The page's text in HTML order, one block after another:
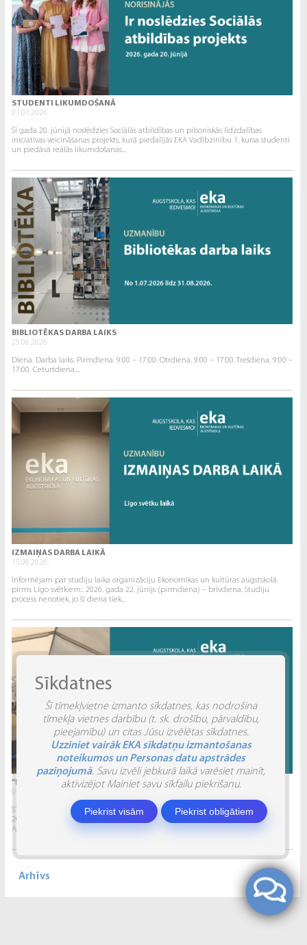
STUDENTI LIKUMDOŠANĀ
01.07.2026.
Šī gada 20. jūnijā noslēdzies Sociālās atbildības un pilsoniskās līdzdalības
iniciatīvas veicināšanas projekts, kurā piedalījās EKA Vadībzinību 1. kursa studenti
un piedāvā reālās likumdošanas...
BIBLIOTĒKAS DARBA LAIKS
25.06.2026.
Diena. Darba laiks. Pirmdiena. 9:00 – 17:00. Otrdiena. 9:00 – 17:00. Trešdiena. 9:00 –
17:00. Ceturtdiena....
IZMAIŅAS DARBA LAIKĀ
15.06.2026.
Informējam par studiju laika organizāciju Ekonomikas un kultūras augstskolā
pirms Līgo svētkiem:. 2026. gada 22. jūnijs (pirmdiena) – brīvdiena. Studiju
process nenotiek, jo šī diena tiek...
“INVENTIO 2026” ATSKATS
04.06.2026.
STUDĒJOŠO STARPTAUTISKĀ ZINĀTNISKI PRAKTISKĀ KONFERENCE “INVENTIO 2026”.
2026. gada 29. un 30. maijā Ekonomikas un kultūras augstskola sadarbībā ar
Alberta Koledžu organizēja Studējošo...
Arhīvs
Sīkdatnes
Šī tīmekļvietne izmanto sīkdatnes, kas nodrošina
tīmekļa vietnes darbību (t. sk. drošību, pārvaldību,
pieejamību) un citas Jūsu izvēlētas sīkdatnes.
Uzziniet vairāk EKA sīkdatņu izmantošanas
noteikumos un Personas datu apstrādes
paziņojumā. Savu izvēli jebkurā laikā varēsiet mainīt,
aktivizējot Mainiet savu sīkfailu piekrišanu.
Piekrist visām Piekrist obligātiem